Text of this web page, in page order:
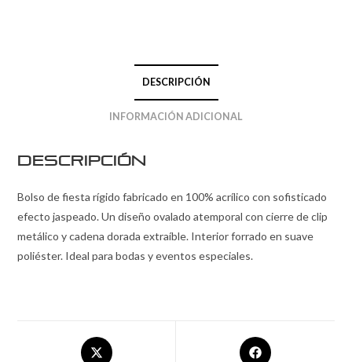
DESCRIPCIÓN
INFORMACIÓN ADICIONAL
Descripción
Bolso de fiesta rígido fabricado en 100% acrílico con sofisticado
efecto jaspeado. Un diseño ovalado atemporal con cierre de clip
metálico y cadena dorada extraíble. Interior forrado en suave
poliéster. Ideal para bodas y eventos especiales.